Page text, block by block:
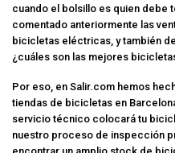
cuando el bolsillo es quien debe
comentado anteriormente las
bicicletas eléctricas, y también
¿cuáles son las mejores
Por eso, en Salir.com hemos
tiendas de bicicletas en
servicio técnico colocará tu
nuestro proceso de inspección